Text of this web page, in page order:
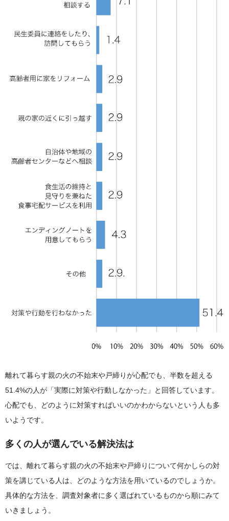
離れて暮らす親の火の不始末や戸締りが心配でも、半数を超える
51.4%の人が「実際に対策や行動しなかった」と回答しています。
心配でも、どのように対策すればいいのかわからないという人も多
いようです。
多くの人が選んでいる解決法は
では、離れて暮らす親の火の不始末や戸締りについて何かしらの対
策を講じている人は、どのような方法を用いているのでしょうか。
具体的な方法を、調査対象者に多く選ばれているものから順にみて
いきましょう。